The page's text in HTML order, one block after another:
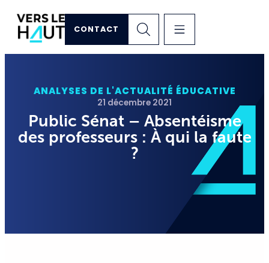
CONTACT
ANALYSES DE L'ACTUALITÉ ÉDUCATIVE
21 décembre 2021
Public Sénat – Absentéisme
des professeurs : À qui la faute
?